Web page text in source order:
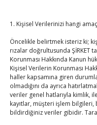
1. Kişisel Verilerinizi hangi
Öncelikle belirtmek isteriz ki;
rızalar doğrultusunda ŞİRKET
Korunması Hakkında Kanun
Kişisel Verilerin Korunması
haller kapsamına giren
olmadığını da ayrıca
veriler genel hatlarıyla kimlik,
kayıtlar, müşteri işlem
bildirdiğiniz veriler gibidir.
Diren ailesine taziye
ByTUTSOon Ağu 4,
Hisarcıklıoğlu, Ardahan
Emiroğlu’nu kabul etti
ByTUTSOon Ağu 4,